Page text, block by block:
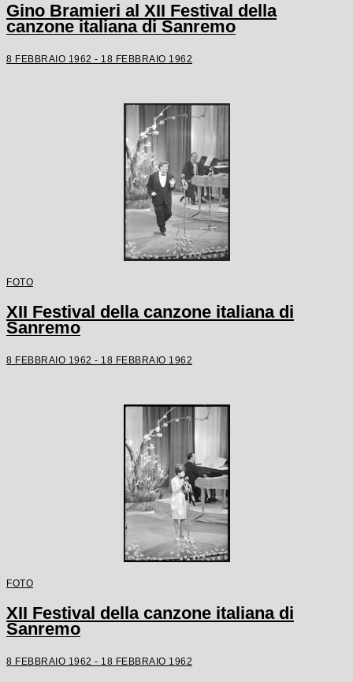
Gino Bramieri al XII Festival della
canzone italiana di Sanremo
8 FEBBRAIO 1962 - 18 FEBBRAIO 1962
FOTO
XII Festival della canzone italiana di
Sanremo
8 FEBBRAIO 1962 - 18 FEBBRAIO 1962
FOTO
XII Festival della canzone italiana di
Sanremo
8 FEBBRAIO 1962 - 18 FEBBRAIO 1962